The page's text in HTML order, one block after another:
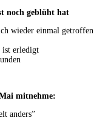
noch geblüht hat
wieder einmal getroffen
ist erledigt
mitnehme:
anders”